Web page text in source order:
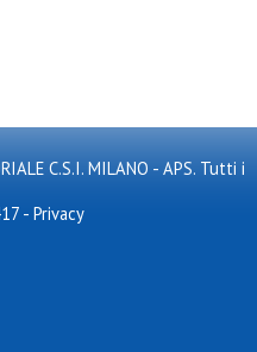
C.S.I. MILANO - APS. Tutti i
- Privacy